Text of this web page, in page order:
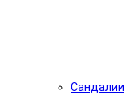
Сандалии